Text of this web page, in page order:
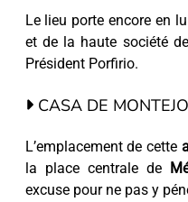
Le lieu porte encore en
et de la haute société de
Président Porfirio.
CASA DE MONTEJO
L’emplacement de cette
la place centrale de
excuse pour ne pas y